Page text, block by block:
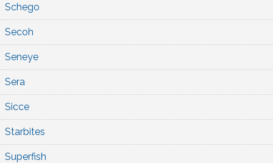
Schego
Secoh
Seneye
Sera
Sicce
Starbites
Superfish